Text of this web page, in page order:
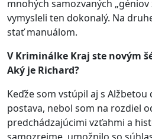
mnohých samozvaných
vymysleli ten dokonalý. Na
stať manuálom.
V Kriminálke Kraj ste novým
Aký je Richard?
Keďže som vstúpil aj s Alžbetou
postava, nebol som na rozdiel
predchádzajúcimi vzťahmi a